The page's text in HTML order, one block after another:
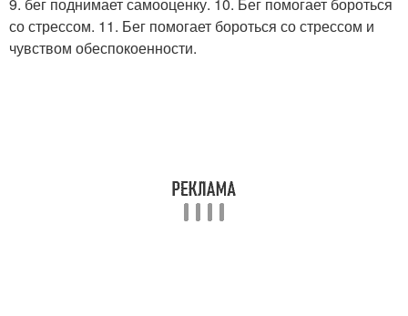
со стрессом. 11. Бег помогает бороться со стрессом и
чувством обеспокоенности.